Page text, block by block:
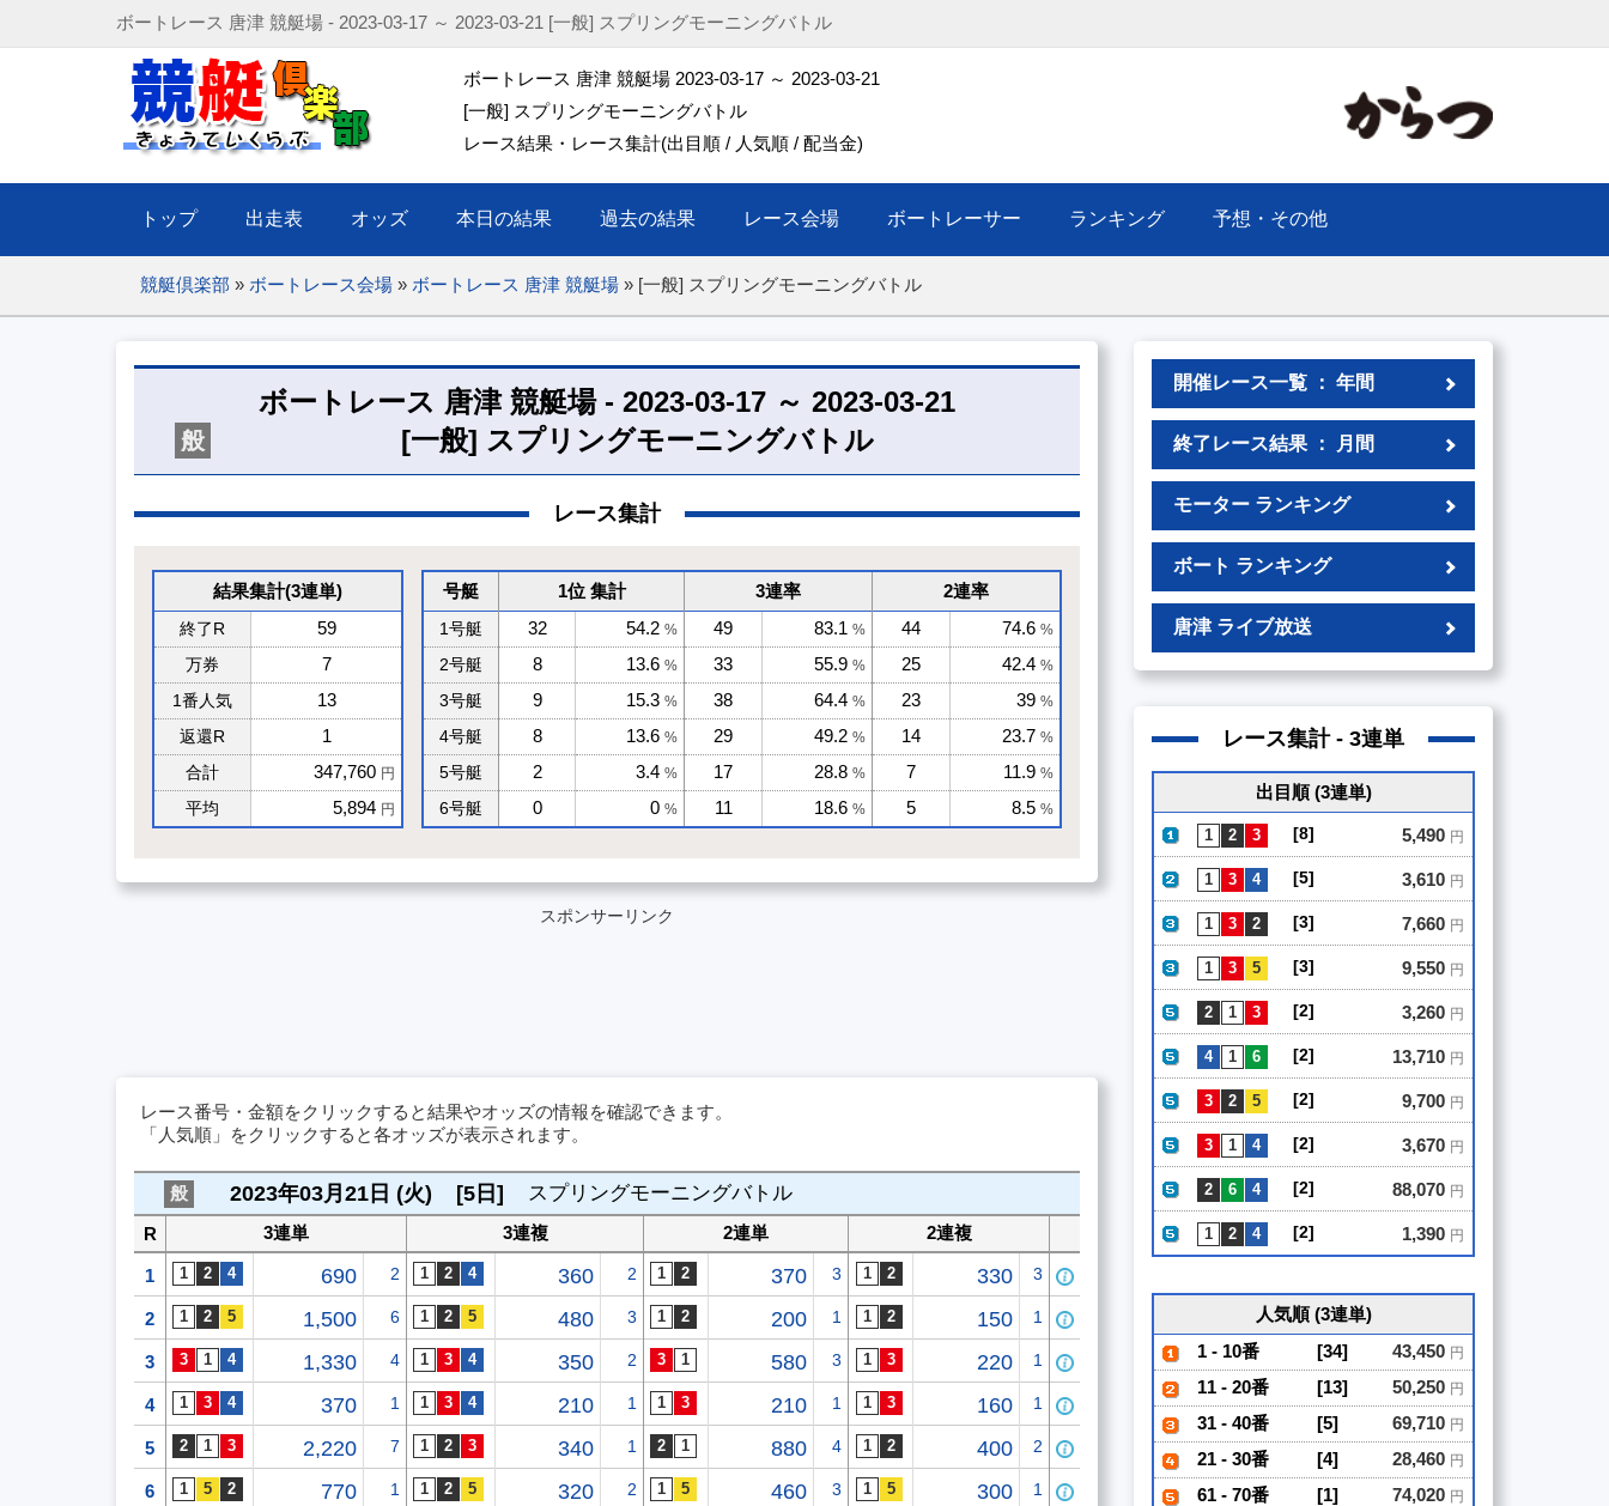
ボートレース 唐津 競艇場 - 2023-03-17 ～ 2023-03-21 [一般] スプリングモーニングバトル
ボートレース 唐津 競艇場 2023-03-17 ～ 2023-03-21
[一般] スプリングモーニングバトル
レース結果・レース集計(出目順 / 人気順 / 配当金)
トップ 出走表 オッズ 本日の結果 過去の結果 レース会場 ボートレーサー ランキング 予想・その他
競艇倶楽部 » ボートレース会場 » ボートレース 唐津 競艇場 » [一般] スプリングモーニングバトル
ボートレース 唐津 競艇場 - 2023-03-17 ～ 2023-03-21
般 [一般] スプリングモーニングバトル
レース集計
結果集計(3連単)
終了R 59
万券 7
1番人気 13
返還R 1
合計 347,760 円
平均 5,894 円
号艇 1位 集計 3連率 2連率
1号艇 32 54.2 % 49 83.1 % 44 74.6 %
2号艇 8 13.6 % 33 55.9 % 25 42.4 %
3号艇 9 15.3 % 38 64.4 % 23 39 %
4号艇 8 13.6 % 29 49.2 % 14 23.7 %
5号艇 2 3.4 % 17 28.8 % 7 11.9 %
6号艇 0 0 % 11 18.6 % 5 8.5 %
スポンサーリンク
レース番号・金額をクリックすると結果やオッズの情報を確認できます。
「人気順」をクリックすると各オッズが表示されます。
般 2023年03月21日 (火) [5日] スプリングモーニングバトル
R 3連単 3連複 2連単 2連複
1 690 2 360 2 370 3 330 3
2 1,500 6 480 3 200 1 150 1
3 1,330 4 350 2 580 3 220 1
4 370 1 210 1 210 1 160 1
5 2,220 7 340 1 880 4 400 2
6 770 1 320 2 460 3 300 1
開催レース一覧 ： 年間
終了レース結果 ： 月間
モーター ランキング
ボート ランキング
唐津 ライブ放送
レース集計 - 3連単
出目順 (3連単)
[8] 5,490 円
[5] 3,610 円
[3] 7,660 円
[3] 9,550 円
[2] 3,260 円
[2] 13,710 円
[2] 9,700 円
[2] 3,670 円
[2] 88,070 円
[2] 1,390 円
人気順 (3連単)
1 - 10番
[34] 43,450 円
11 - 20番 [13] 50,250 円
31 - 40番 [5] 69,710 円
21 - 30番 [4] 28,460 円
61 - 70番 [1] 74,020 円